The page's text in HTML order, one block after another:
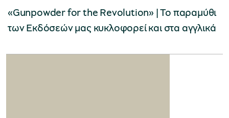
«Gunpowder for the Revolution» | Το παραμύθι
των Εκδόσεών μας κυκλοφορεί και στα αγγλικά